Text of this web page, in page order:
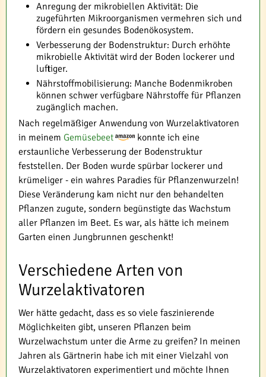
Anregung der mikrobiellen Aktivität: Die
zugeführten Mikroorganismen vermehren sich und
fördern ein gesundes Bodenökosystem.
Verbesserung der Bodenstruktur: Durch erhöhte
mikrobielle Aktivität wird der Boden lockerer und
luftiger.
Nährstoffmobilisierung: Manche Bodenmikroben
können schwer verfügbare Nährstoffe für Pflanzen
zugänglich machen.
Nach regelmäßiger Anwendung von Wurzelaktivatoren
in meinem Gemüsebeet
konnte ich eine
erstaunliche Verbesserung der Bodenstruktur
feststellen. Der Boden wurde spürbar lockerer und
krümeliger - ein wahres Paradies für Pflanzenwurzeln!
Diese Veränderung kam nicht nur den behandelten
Pflanzen zugute, sondern begünstigte das Wachstum
aller Pflanzen im Beet. Es war, als hätte ich meinem
Garten einen Jungbrunnen geschenkt!
Verschiedene Arten von
Wurzelaktivatoren
Wer hätte gedacht, dass es so viele faszinierende
Möglichkeiten gibt, unseren Pflanzen beim
Wurzelwachstum unter die Arme zu greifen? In meinen
Jahren als Gärtnerin habe ich mit einer Vielzahl von
Wurzelaktivatoren experimentiert und möchte Ihnen